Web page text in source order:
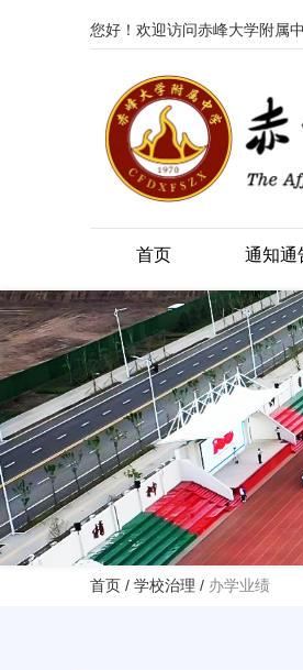
您好！欢迎访问赤峰大学附属
首页 通知通
首页 / 学校治理 / 办学业绩